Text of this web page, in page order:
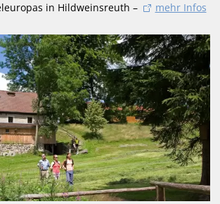
in Hildweinsreuth – mehr Infos